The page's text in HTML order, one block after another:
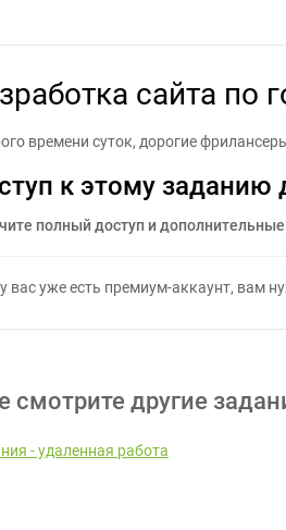
сайта по
времени суток, дорогие
к этому заданию
полный доступ и
вас уже есть премиум-аккаунт, вам
смотрите другие
- удаленная работа